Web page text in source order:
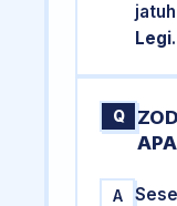
Legi.
Q
A